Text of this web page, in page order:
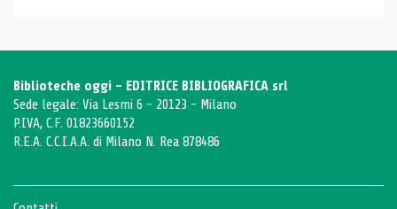
Biblioteche oggi - EDITRICE BIBLIOGRAFICA srl
Sede legale: Via Lesmi 6 - 20123 - Milano
P.IVA, C.F. 01823660152
R.E.A. C.C.I.A.A. di Milano N. Rea 878486